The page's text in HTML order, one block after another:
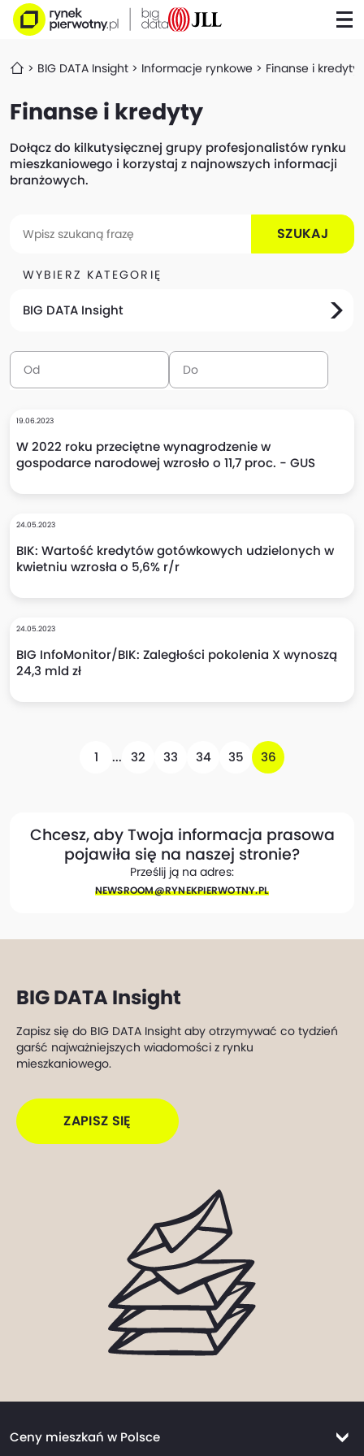
BIG DATA Insight Informacje rynkowe Finanse i kredyty
Finanse i kredyty
Dołącz do kilkutysięcznej grupy profesjonalistów rynku
mieszkaniowego i korzystaj z najnowszych informacji
branżowych.
SZUKAJ
WYBIERZ KATEGORIĘ
BIG DATA Insight
19.06.2023
W 2022 roku przeciętne wynagrodzenie w
gospodarce narodowej wzrosło o 11,7 proc. - GUS
24.05.2023
BIK: Wartość kredytów gotówkowych udzielonych w
kwietniu wzrosła o 5,6% r/r
24.05.2023
BIG InfoMonitor/BIK: Zaległości pokolenia X wynoszą
24,3 mld zł
1 ... 32 33 34 35 36
Chcesz, aby Twoja informacja prasowa
pojawiła się na naszej stronie?
Prześlij ją na adres:
NEWSROOM@​RYNEKPIERWOTNY.PL
BIG DATA Insight
Zapisz się do BIG DATA Insight aby otrzymywać co tydzień
garść najważniejszych wiadomości z rynku
mieszkaniowego.
ZAPISZ SIĘ
Ceny mieszkań w Polsce